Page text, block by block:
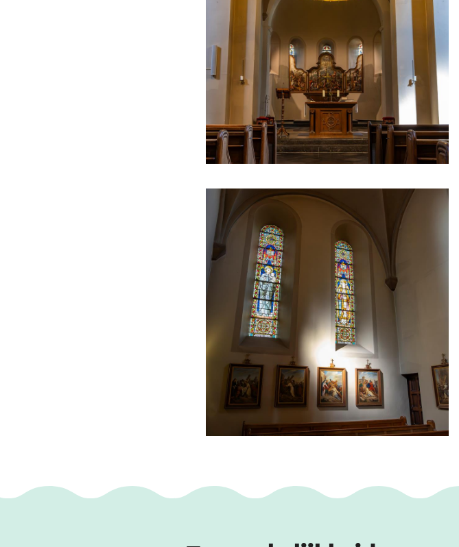
Die kerk werd tijdens de Limburgse
1288/1289 - in brand gestoken en rond
zuidelijke zijbeuk niet meer werd
westtoren in mergelsteen en het schip
In de periode van het Verenigd
kerk een nieuwe sacristie, werd de
gewijzigde vorm opgebouwd en werd in
In 1840 ging men over tot de renovatie
constructie moest die in 1848 worden
afgeknotte dakbedekking.
In 1881 bezochten Pierre Cuypers en
kerkbestuur in deze tijd het plan had
bouw van een nieuw, neogotisch
Zij moeten hebben aangevoeld dat er
was. Dankzij hun beider inzet ging het
restaureren van de oude kerk er maakte
Het resultaat is deze Romaanse kerk